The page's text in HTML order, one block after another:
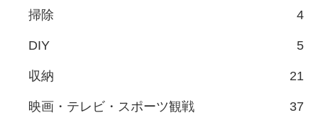
掃除 4
DIY 5
収納 21
映画・テレビ・スポーツ観戦 37